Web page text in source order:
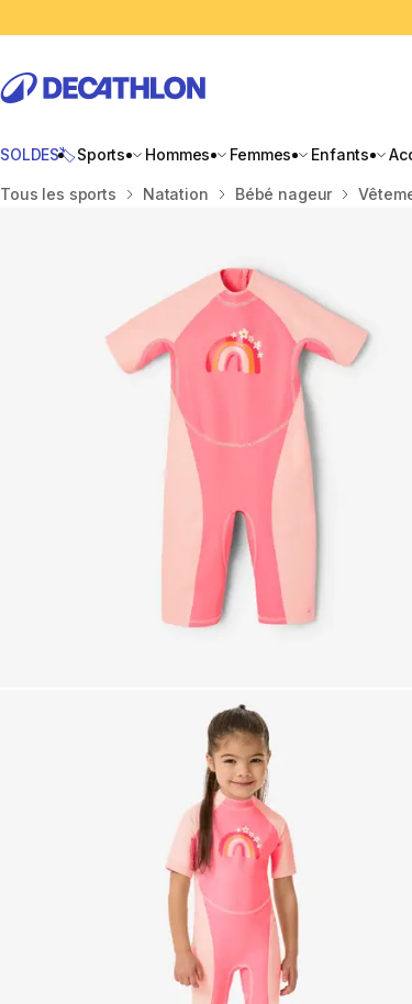
SOLDES🏷️Sports Hommes Femmes Enfants
Accueil
Tous les sports Natation Bébé nageur